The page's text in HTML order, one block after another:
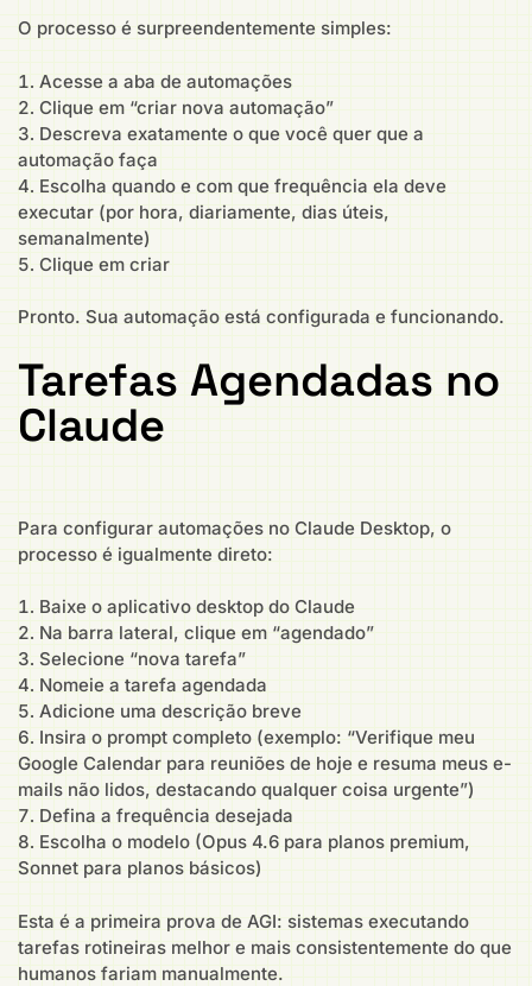
O processo é surpreendentemente simples:
Acesse a aba de automações
Clique em “criar nova automação”
Descreva exatamente o que você quer que a
automação faça
Escolha quando e com que frequência ela deve
executar (por hora, diariamente, dias úteis,
semanalmente)
Clique em criar
Pronto. Sua automação está configurada e funcionando.
Tarefas Agendadas no
Claude
Para configurar automações no Claude Desktop, o
processo é igualmente direto:
Baixe o aplicativo desktop do Claude
Na barra lateral, clique em “agendado”
Selecione “nova tarefa”
Nomeie a tarefa agendada
Adicione uma descrição breve
Insira o prompt completo (exemplo: “Verifique meu
Google Calendar para reuniões de hoje e resuma meus e-
mails não lidos, destacando qualquer coisa urgente”)
Defina a frequência desejada
Escolha o modelo (Opus 4.6 para planos premium,
Sonnet para planos básicos)
Esta é a primeira prova de AGI: sistemas executando
tarefas rotineiras melhor e mais consistentemente do que
humanos fariam manualmente.